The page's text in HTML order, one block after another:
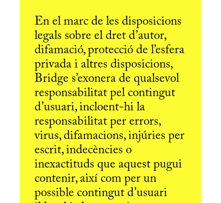
En el marc de les disposicions
legals sobre el dret d’autor,
difamació, protecció de l’esfera
privada i altres disposicions,
Bridge s’exonera de qualsevol
responsabilitat pel contingut
d’usuari, incloent-hi la
responsabilitat per errors,
virus, difamacions, injúries per
escrit, indecències o
inexactituds que aquest pugui
contenir, així com per un
possible contingut d’usuari